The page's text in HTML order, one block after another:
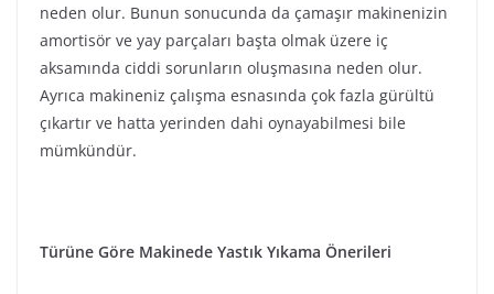
neden olur. Bunun sonucunda da çamaşır makinenizin
amortisör ve yay parçaları başta olmak üzere iç
aksamında ciddi sorunların oluşmasına neden olur.
Ayrıca makineniz çalışma esnasında çok fazla gürültü
çıkartır ve hatta yerinden dahi oynayabilmesi bile
mümkündür.
Türüne Göre Makinede Yastık Yıkama Önerileri